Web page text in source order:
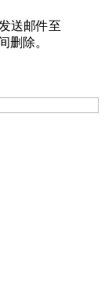
送邮件至
删除。